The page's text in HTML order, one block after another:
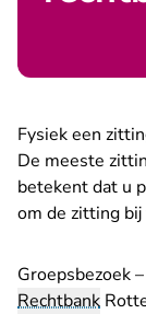
Fysiek een
De meeste
betekent dat u
om de zitting
Groepsbezoek
Rechtbank